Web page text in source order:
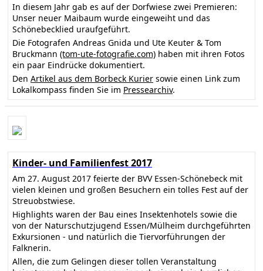
In diesem Jahr gab es auf der Dorfwiese zwei Premieren:
Unser neuer Maibaum wurde eingeweiht und das
Schönebecklied uraufgeführt.
Die Fotografen Andreas Gnida und Ute Keuter & Tom
Bruckmann (tom-ute-fotografie.com) haben mit ihren Fotos
ein paar Eindrücke dokumentiert.
Den Artikel aus dem Borbeck Kurier sowie einen Link zum
Lokalkompass finden Sie im Pressearchiv.
Kinder- und Familienfest 2017
Am 27. August 2017 feierte der BVV Essen-Schönebeck mit
vielen kleinen und großen Besuchern ein tolles Fest auf der
Streuobstwiese.
Highlights waren der Bau eines Insektenhotels sowie die
von der Naturschutzjugend Essen/Mülheim durchgeführten
Exkursionen - und natürlich die Tiervorführungen der
Falknerin.
Allen, die zum Gelingen dieser tollen Veranstaltung